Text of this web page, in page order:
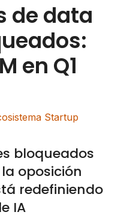
de data
en Q1
Startup
bloqueados
oposición
redefiniendo
IA